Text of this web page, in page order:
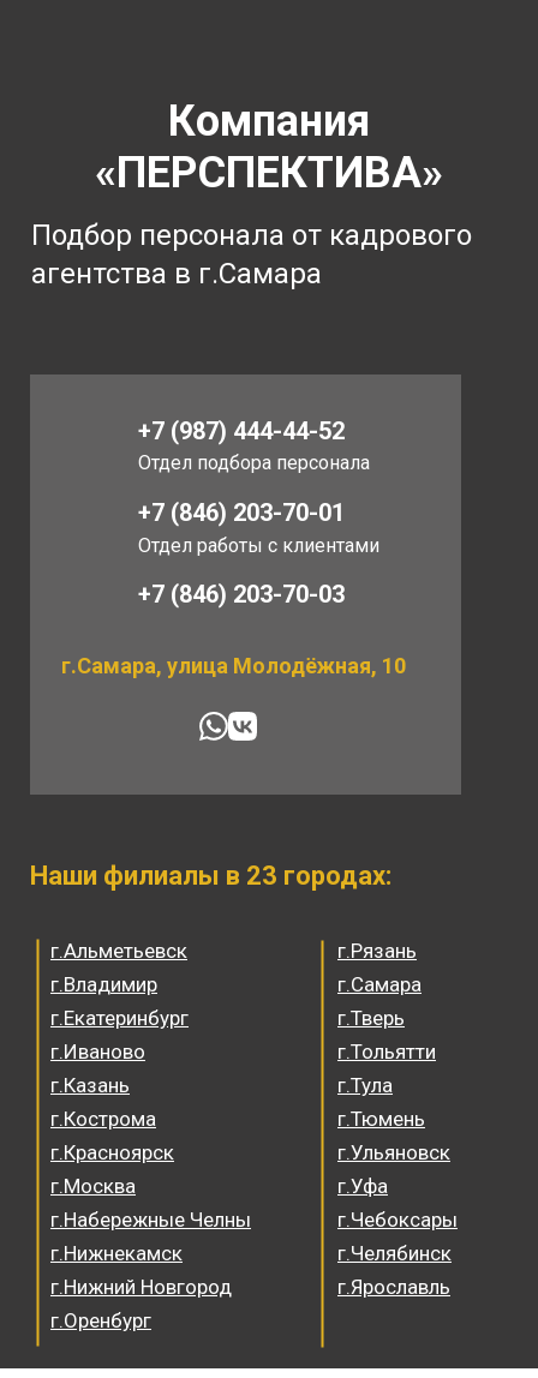
г.Рязань
г.Самара
г.Тверь
г.Тольятти
г.Тула
г.Тюмень
г.Ульяновск
г.Уфа
г.Чебоксары
г.Челябинск
г.Ярославль
г.Альметьевск
г.Владимир
г.Екатеринбург
г.Иваново
г.Казань
г.Кострома
г.Красноярск
г.Москва
г.Набережные Челны
г.Нижнекамск
г.Нижний Новгород
г.Оренбург
Наши филиалы в 23 городах:
Отдел работы с клиентами
Отдел подбора персонала
+7 (987) 444-44-52
+7 (846) 203-70-01
+7 (846) 203-70-03
г.Самара, улица Молодёжная, 10
Подбор персонала от кадрового
агентства в г.Самара
Компания
«ПЕРСПЕКТИВА»